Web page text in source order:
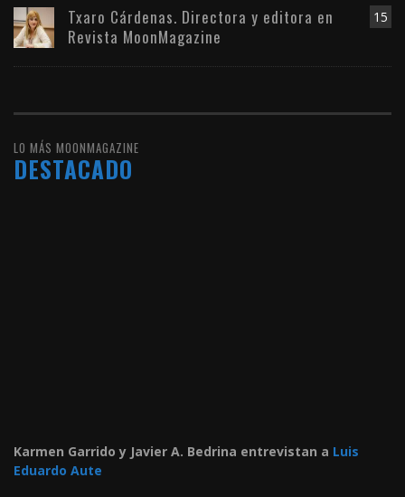
15
Txaro Cárdenas. Directora y editora en
Revista MoonMagazine
LO MÁS MOONMAGAZINE
DESTACADO
Karmen Garrido y Javier A. Bedrina entrevistan a Luis
Eduardo Aute